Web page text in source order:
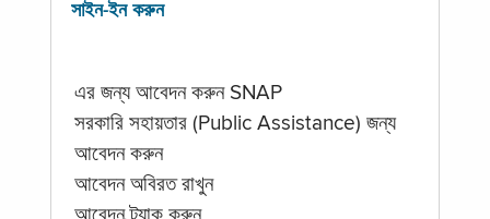
সাইন-ইন করুন
এর জন্য আবেদন করুন SNAP
সরকারি সহায়তার (Public Assistance) জন্য
আবেদন করুন
আবেদন অবিরত রাখুন